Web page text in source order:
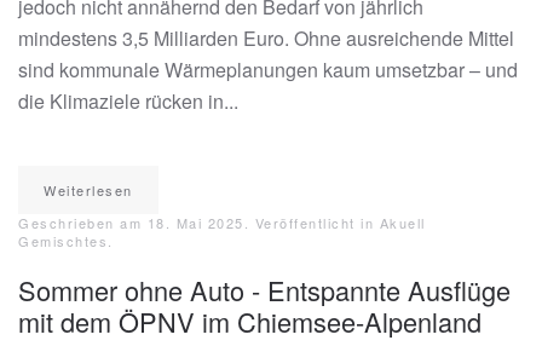
jedoch nicht annähernd den Bedarf von jährlich
mindestens 3,5 Milliarden Euro. Ohne ausreichende Mittel
sind kommunale Wärmeplanungen kaum umsetzbar – und
die Klimaziele rücken in...
Weiterlesen
Geschrieben am 18. Mai 2025 . Veröffentlicht in Akuell
Gemischtes
Sommer ohne Auto - Entspannte Ausflüge
mit dem ÖPNV im Chiemsee-Alpenland